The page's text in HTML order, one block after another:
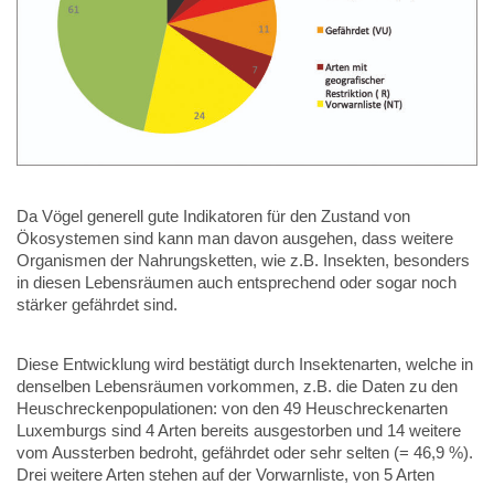
Da Vögel generell gute Indikatoren für den Zustand von
Ökosystemen sind kann man davon ausgehen, dass weitere
Organismen der Nahrungsketten, wie z.B. Insekten, besonders
in diesen Lebensräumen auch entsprechend oder sogar noch
stärker gefährdet sind.
Diese Entwicklung wird bestätigt durch Insektenarten, welche in
denselben Lebensräumen vorkommen, z.B. die Daten zu den
Heuschreckenpopulationen: von den 49 Heuschreckenarten
Luxemburgs sind 4 Arten bereits ausgestorben und 14 weitere
vom Aussterben bedroht, gefährdet oder sehr selten (= 46,9 %).
Drei weitere Arten stehen auf der Vorwarnliste, von 5 Arten